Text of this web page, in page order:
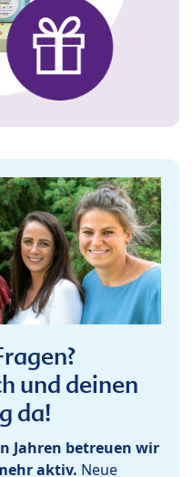
und deinen
da!
Jahren betreuen wir
aktiv. Neue